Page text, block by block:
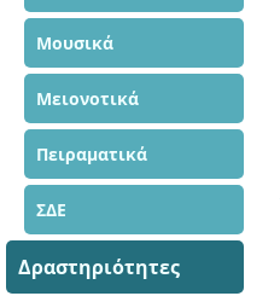
Μουσικά
Μειονοτικά
Πειραματικά
ΣΔΕ
Δραστηριότητες